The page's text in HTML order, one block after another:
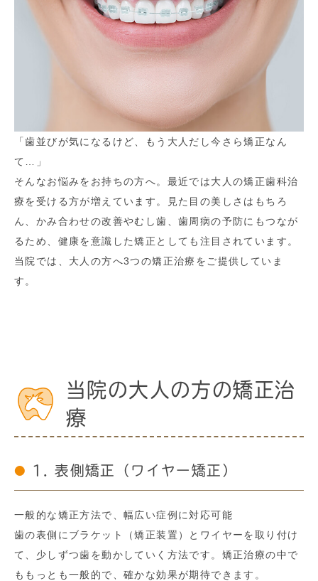
「歯並びが気になるけど、もう大人だし今さら矯正なん
て…」
そんなお悩みをお持ちの方へ。最近では大人の矯正歯科治
療を受ける方が増えています。見た目の美しさはもちろ
ん、かみ合わせの改善やむし歯、歯周病の予防にもつなが
るため、健康を意識した矯正としても注目されています。
当院では、大人の方へ3つの矯正治療をご提供していま
す。
当院の大人の方の矯正治
療
1. 表側矯正（ワイヤー矯正）
一般的な矯正方法で、幅広い症例に対応可能
歯の表側にブラケット（矯正装置）とワイヤーを取り付け
て、少しずつ歯を動かしていく方法です。矯正治療の中で
ももっとも一般的で、確かな効果が期待できます。